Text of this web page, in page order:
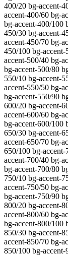
400/20 bg-accent-
accent-400/60 bg-
bg-accent-400/100
450/30 bg-accent-
accent-450/70 bg-
450/100 bg-
accent-500/40 bg-
bg-accent-500/80
550/10 bg-accent-
accent-550/50 bg-
bg-accent-550/90
600/20 bg-accent-
accent-600/60 bg-
bg-accent-600/100
650/30 bg-accent-
accent-650/70 bg-
650/100 bg-
accent-700/40 bg-
bg-accent-700/80
750/10 bg-accent-
accent-750/50 bg-
bg-accent-750/90
800/20 bg-accent-
accent-800/60 bg-
bg-accent-800/100
850/30 bg-accent-
accent-850/70 bg-
850/100 bg-